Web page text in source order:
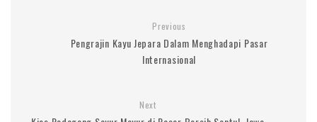
Previous
Pengrajin Kayu Jepara Dalam Menghadapi Pasar
Internasional
Next